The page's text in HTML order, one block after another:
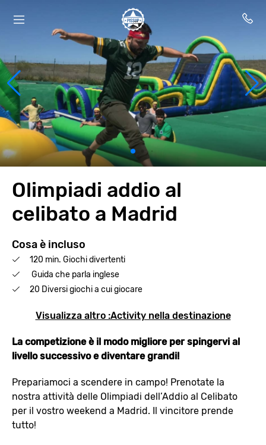
Olimpiadi addio al
celibato a Madrid
Cosa è incluso
120 min. Giochi divertenti
Guida che parla inglese
20 Diversi giochi a cui giocare
Visualizza altro :Activity nella destinazione
La competizione è il modo migliore per spingervi al
livello successivo e diventare grandi!
Prepariamoci a scendere in campo! Prenotate la
nostra attività delle Olimpiadi dell’Addio al Celibato
per il vostro weekend a Madrid. Il vincitore prende
tutto!